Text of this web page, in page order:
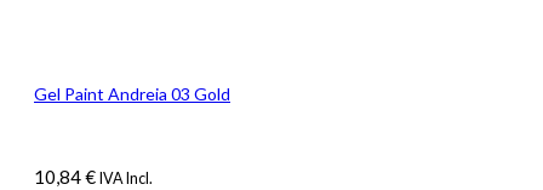
Gel Paint Andreia 03 Gold
10,84€ IVA Incl.